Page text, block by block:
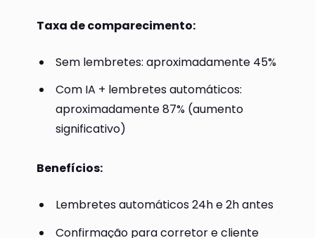
Taxa de comparecimento:
Sem lembretes: aproximadamente 45%
Com IA + lembretes automáticos:
aproximadamente 87% (aumento
significativo)
Benefícios:
Lembretes automáticos 24h e 2h antes
Confirmação para corretor e cliente